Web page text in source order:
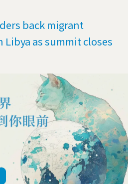
back migrant
as summit closes